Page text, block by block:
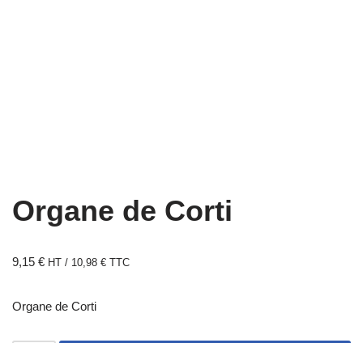
Organe de Corti
9,15 € HT / 10,98 € TTC
Organe de Corti